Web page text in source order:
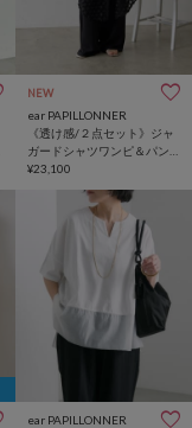
NEW
ear PAPILLONNER
《透け感/２点セット》ジャ
ガードシャツワンピ＆パン
ツセット【SUM1 STYLE(ス
¥23,100
ear PAPILLONNER